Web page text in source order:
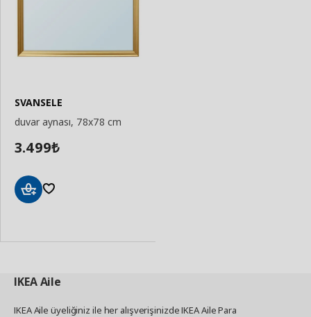
SVANSELE
duvar aynası, 78x78 cm
3.499₺
IKEAAile
IKEA Aile üyeliğiniz ile her alışverişinizde IKEA Aile Para